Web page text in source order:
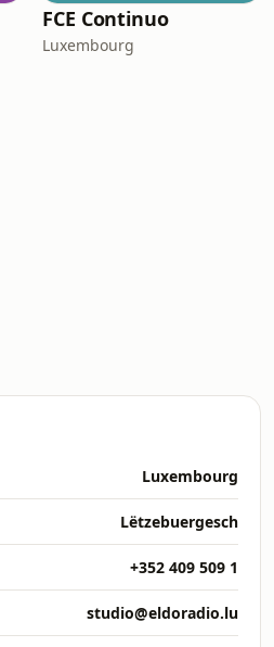
FCE Continuo
Luxembourg
Luxembourg
Lëtzebuergesch
+352 409 509 1
studio@eldoradio.lu